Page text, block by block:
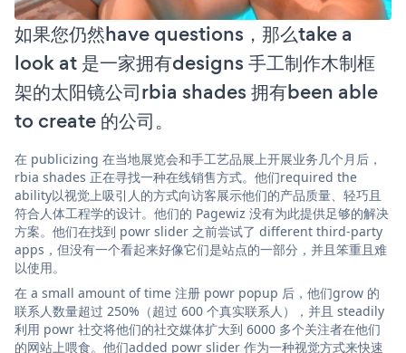
如果您仍然have questions，那么take a
look at 是一家拥有designs 手工制作木制框
架的太阳镜公司rbia shades 拥有been able
to create 的公司。
在 publicizing 在当地展览会和手工艺品展上开展业务几个月后，
rbia shades 正在寻找一种在线销售方式。他们required the
ability以视觉上吸引人的方式向访客展示他们的产品质量、轻巧且
符合人体工程学的设计。他们的 Pagewiz 没有为此提供足够的解决
方案。他们在找到 powr slider 之前尝试了 different third-party
apps，但没有一个看起来好像它们是站点的一部分，并且笨重且难
以使用。
在 a small amount of time 注册 powr popup 后，他们grow 的
联系人数量超过 250%（超过 600 个真实联系人），并且 steadily
利用 powr 社交将他们的社交媒体扩大到 6000 多个关注者在他们
的网站上喂食。他们added powr slider 作为一种视觉方式来快速